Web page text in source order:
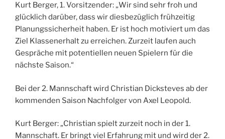
Kurt Berger, 1. Vorsitzender: „Wir sind sehr froh und
glücklich darüber, dass wir diesbezüglich frühzeitig
Planungssicherheit haben. Er ist hoch motiviert um das
Ziel Klassenerhalt zu erreichen. Zurzeit laufen auch
Gespräche mit potentiellen neuen Spielern für die
nächste Saison.“
Bei der 2. Mannschaft wird Christian Dicksteves ab der
kommenden Saison Nachfolger von Axel Leopold.
Kurt Berger: „Christian spielt zurzeit noch in der 1.
Mannschaft. Er bringt viel Erfahrung mit und wird der 2.